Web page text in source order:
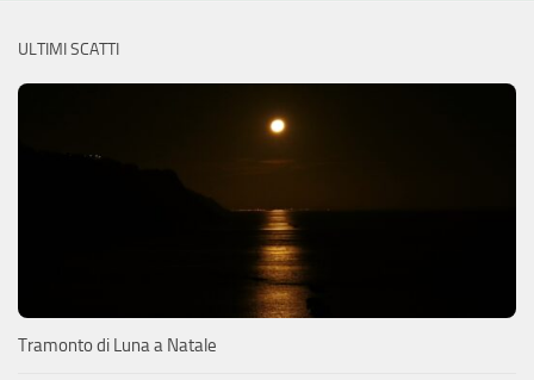
ULTIMI SCATTI
Tramonto di Luna a Natale